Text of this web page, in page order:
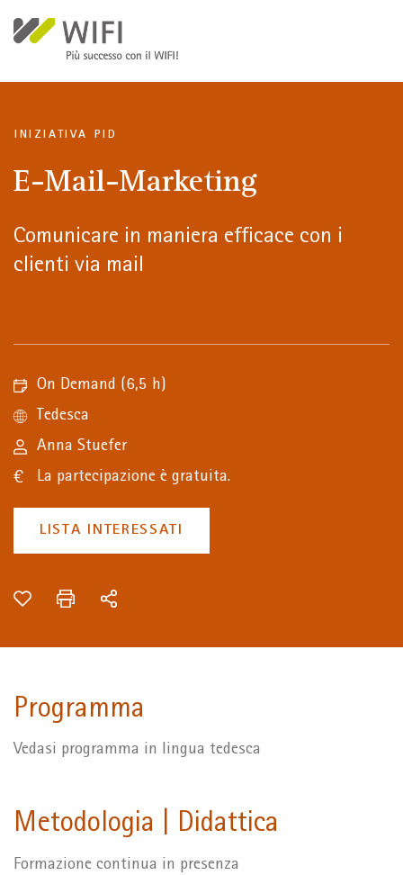
INIZIATIVA PID
E-Mail-Marketing
Comunicare in maniera efficace con i
clienti via mail
On Demand (6,5 h)
Tedesca
Anna Stuefer
La partecipazione è gratuita.
LISTA INTERESSATI
Programma
Vedasi programma in lingua tedesca
Metodologia | Didattica
Formazione continua in presenza